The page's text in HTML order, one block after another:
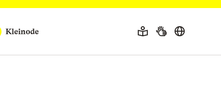
Kleinode